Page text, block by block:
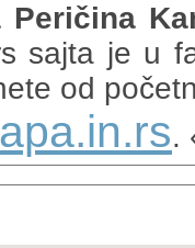
Peričina
sajta je u
od
.